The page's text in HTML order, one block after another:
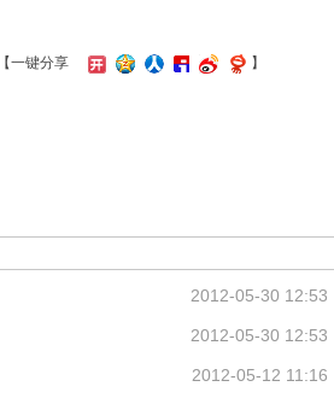
【一键分享 】
2012-05-30 12:53
2012-05-30 12:53
2012-05-12 11:16